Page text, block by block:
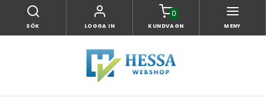
SÖK LOGGA IN
0
KUNDVAGN MENY